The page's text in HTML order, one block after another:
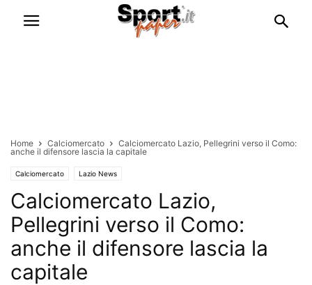
Home Calciomercato
Calciomercato Lazio, Pellegrini verso il Como:
anche il difensore lascia la capitale
Calciomercato Lazio News
Calciomercato Lazio,
Pellegrini verso il Como:
anche il difensore lascia la
capitale